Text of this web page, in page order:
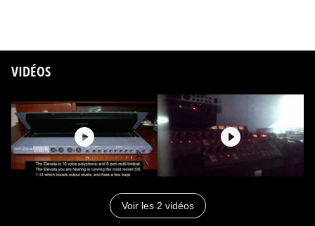
2 modes normal et "fast".
delay réglable
synchro clavier ou MIDI clock
Portamento polyphonique et "preglide" à l'attaque de la
note
Arpégiateur 7 modes (up, down, random etc..)
(mod. wheel, pitch bend, fréquence de coupure, résonance,
VIDÉOS
Voir les 2 vidéos